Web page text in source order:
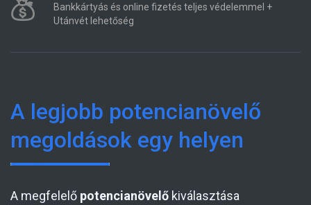
Bankkártyás és online fizetés teljes védelemmel +
Utánvét lehetőség
A legjobb potencianövelő
megoldások egy helyen
A megfelelő potencianövelő kiválasztása